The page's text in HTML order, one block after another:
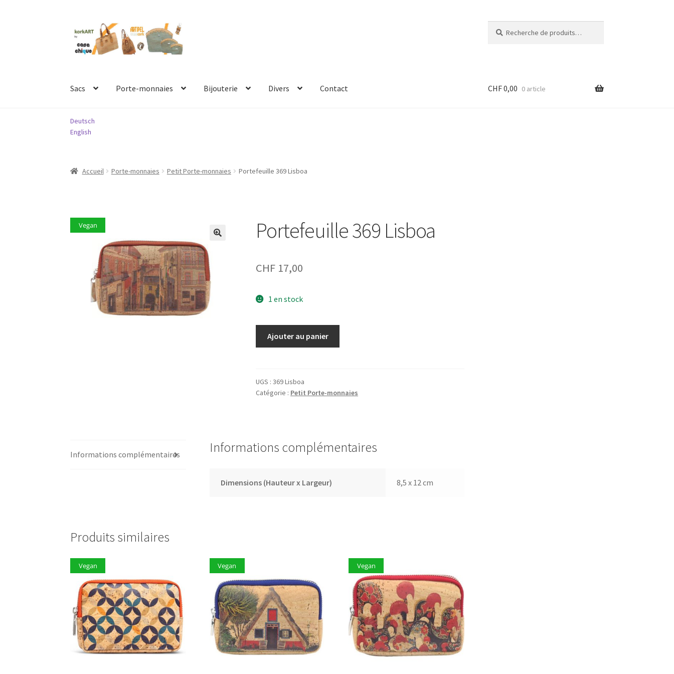
la
au
contenu
pour :
Sacs Porte-monnaies Bijouterie Divers Contact CHF0,00 0 article
Deutsch
English
Accueil Porte-monnaies Petit Porte-monnaies Portefeuille 369 Lisboa
Vegan Portefeuille 369 Lisboa
CHF 17,00
1 en stock
Lisboa
Ajouter au panier
UGS :369 Lisboa
Catégorie : Petit Porte-monnaies
Informations complémentaires Informations complémentaires
Dimensions (Hauteur x Largeur) 8,5 x 12 cm
Produits similaires
Vegan Vegan Vegan